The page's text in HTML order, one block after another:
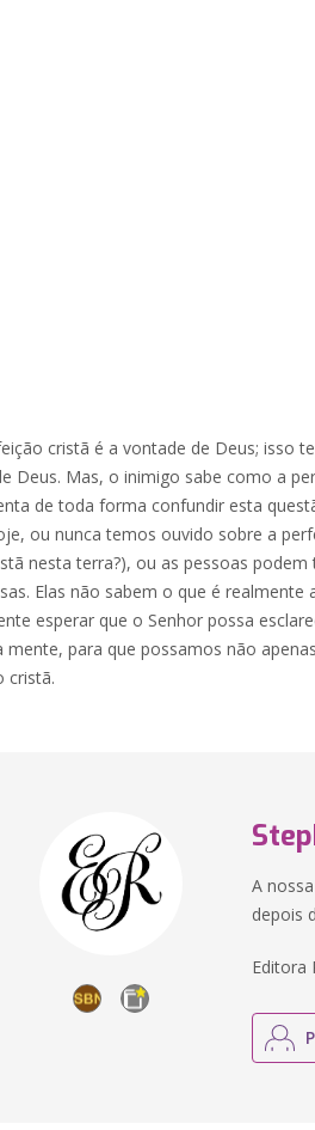
cristã é a vontade de Deus; isso
Deus. Mas, o inimigo sabe como a
de toda forma confundir esta
ou nunca temos ouvido sobre a
nesta terra?), ou as pessoas
Elas não sabem o que é realmente
esperar que o Senhor possa
mente, para que possamos não
cristã.
A
depois
Editora